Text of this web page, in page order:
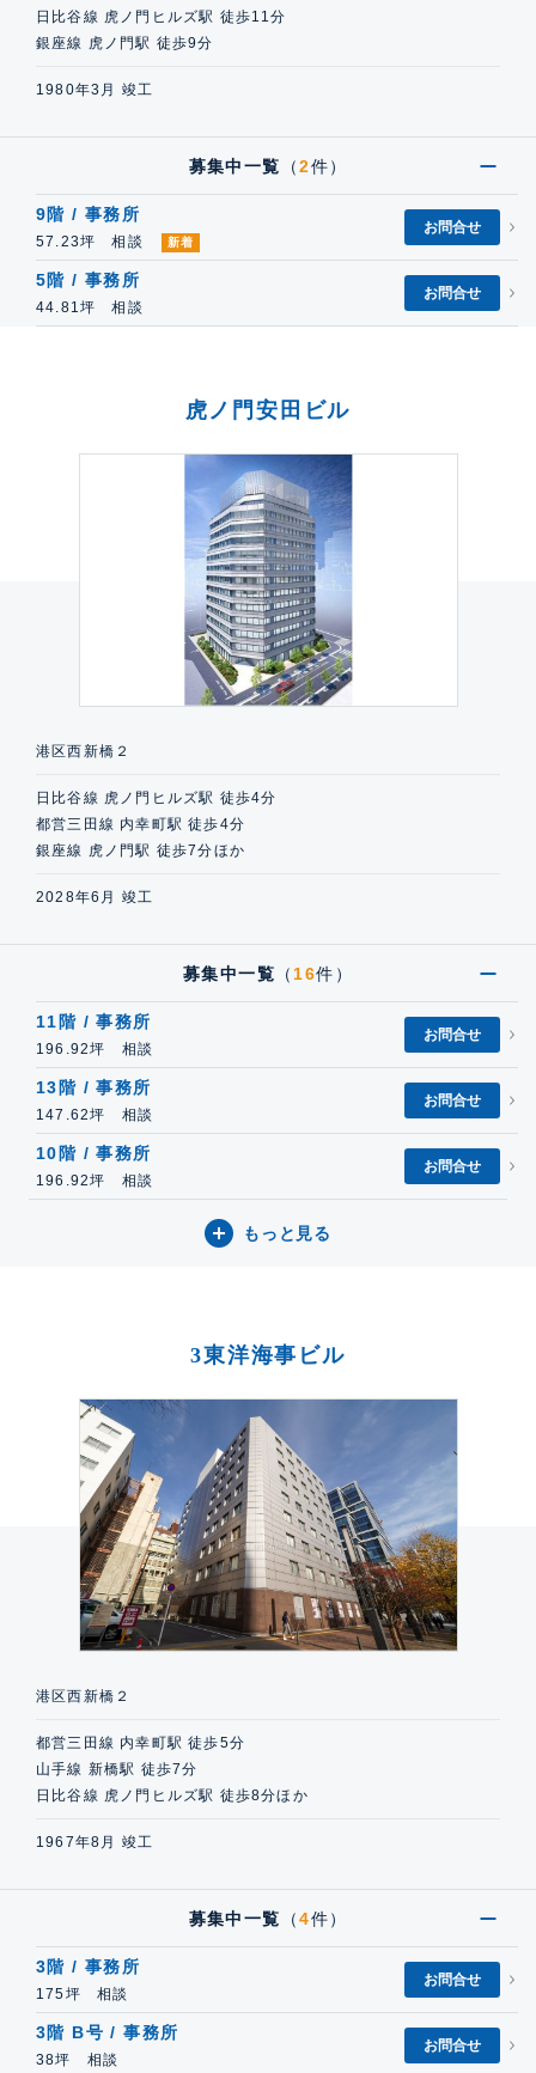
日比谷線 虎ノ門ヒルズ駅 徒歩11分
銀座線 虎ノ門駅 徒歩9分
1980年3月 竣工
募集中一覧 （2件）
9階 / 事務所
57.23坪 相談 新着
お問合せ
5階 / 事務所
44.81坪 相談
お問合せ
虎ノ門安田ビル
港区西新橋２
日比谷線 虎ノ門ヒルズ駅 徒歩4分
都営三田線 内幸町駅 徒歩4分
銀座線 虎ノ門駅 徒歩7分ほか
2028年6月 竣工
募集中一覧 （16件）
11階 / 事務所
196.92坪 相談
お問合せ
13階 / 事務所
147.62坪 相談
お問合せ
10階 / 事務所
196.92坪 相談
お問合せ
もっと見る
3東洋海事ビル
港区西新橋２
都営三田線 内幸町駅 徒歩5分
山手線 新橋駅 徒歩7分
日比谷線 虎ノ門ヒルズ駅 徒歩8分ほか
1967年8月 竣工
募集中一覧 （4件）
3階 / 事務所
175坪 相談
お問合せ
3階 B号 / 事務所
38坪 相談
お問合せ